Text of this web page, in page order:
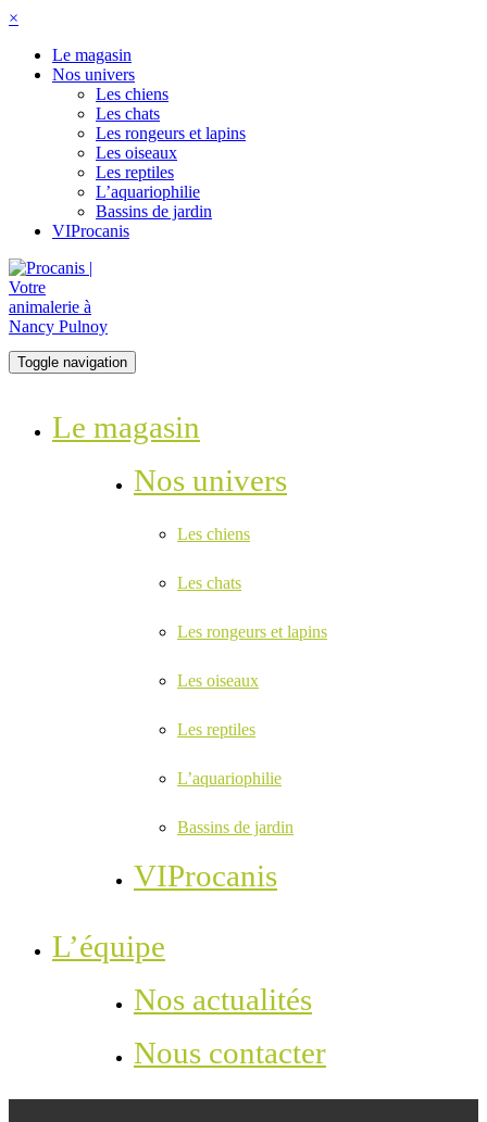
×
Le magasin
Nos univers
Les chiens
Les chats
Les rongeurs et lapins
Les oiseaux
Les reptiles
L’aquariophilie
Bassins de jardin
VIProcanis
Toggle navigation
Le magasin
Nos univers
Les chiens
Les chats
Les rongeurs et lapins
Les oiseaux
Les reptiles
L’aquariophilie
Bassins de jardin
VIProcanis
L’équipe
Nos actualités
Nous contacter